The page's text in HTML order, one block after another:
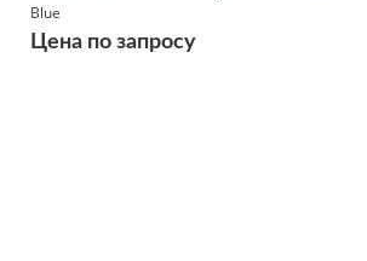
Blue
Цена по запросу